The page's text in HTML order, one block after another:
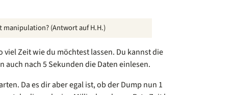
(Antwort auf H.H.)
viel Zeit wie du möchtest lassen. Du kannst die
auch nach 5 Sekunden die Daten einlesen.
Da es dir aber egal ist, ob der Dump nun 1